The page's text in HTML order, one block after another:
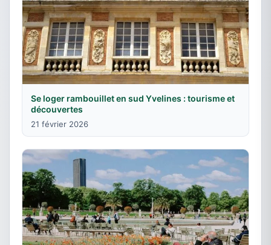
Se loger rambouillet en sud Yvelines : tourisme et
découvertes
21 février 2026